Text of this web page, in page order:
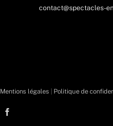
contact@spectacles-
Mentions légales Politique de